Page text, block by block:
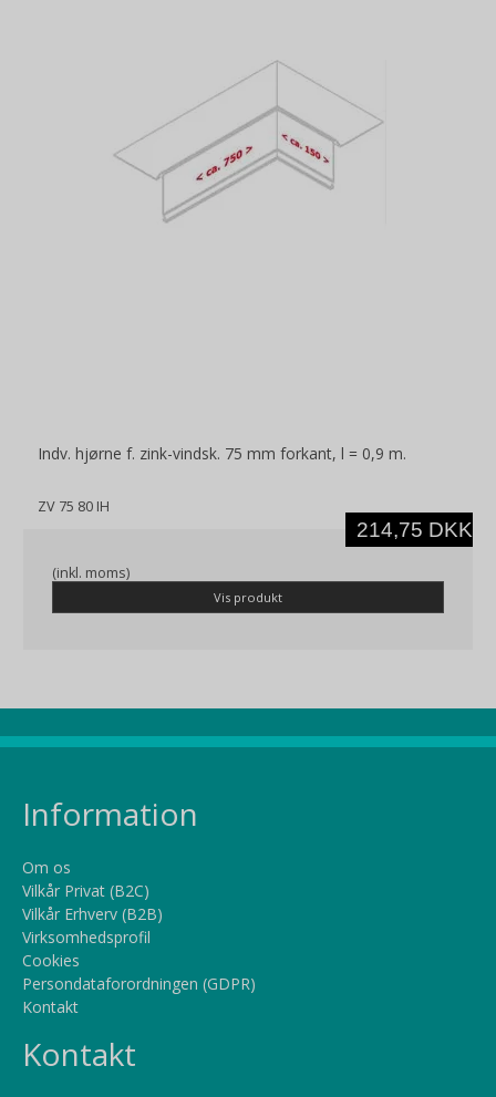
Indv. hjørne f. zink-vindsk. 75 mm forkant, l = 0,9 m.
ZV 75 80 IH
214,75 DKK
(inkl. moms)
Vis produkt
Information
Om os
Vilkår Privat (B2C)
Vilkår Erhverv (B2B)
Virksomhedsprofil
Cookies
Persondataforordningen (GDPR)
Kontakt
Kontakt